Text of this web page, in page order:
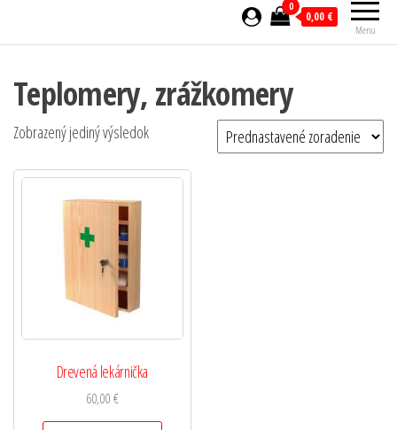
Menu
0
0,00 €
Teplomery, zrážkomery
Zobrazený jediný výsledok
Drevená lekárnička
60,00€